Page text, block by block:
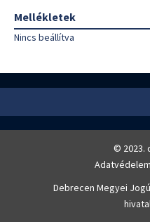
Mellékletek
Nincs beállítva
© 2023.
Adatvédelem
Debrecen Megyei